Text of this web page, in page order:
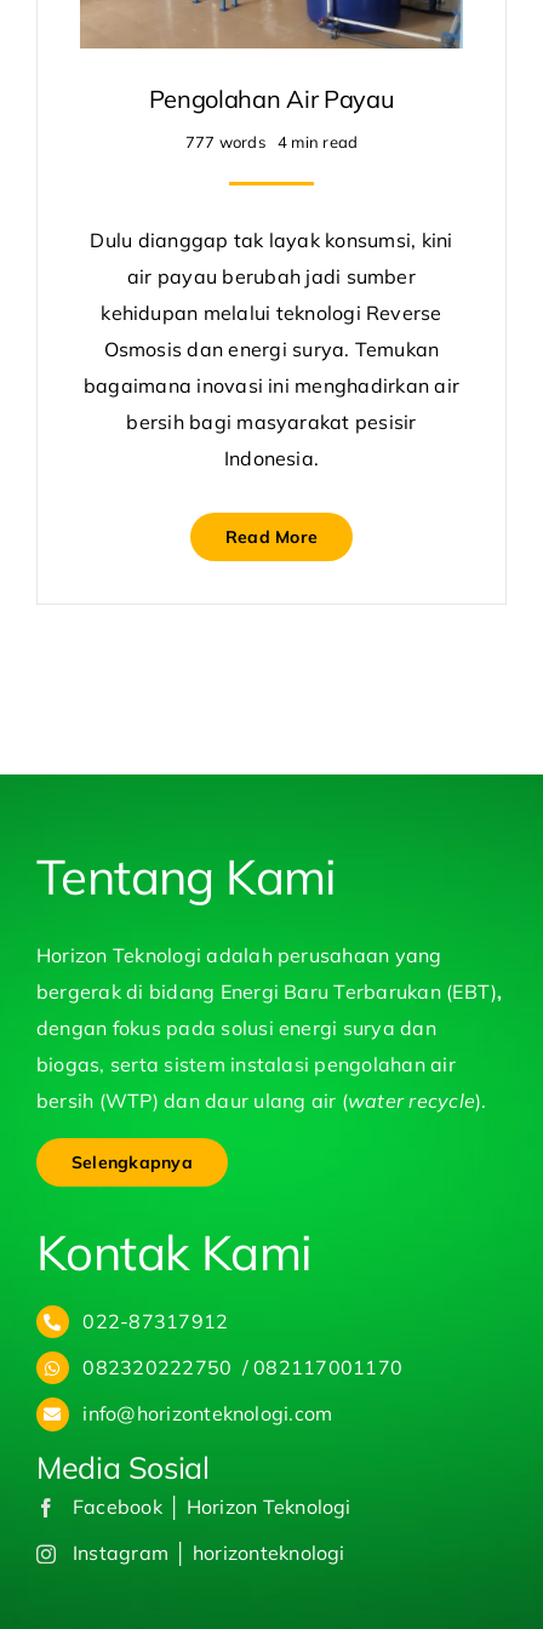
Pengolahan Air Payau
777 words 4 min read
Dulu dianggap tak layak konsumsi, kini
air payau berubah jadi sumber
kehidupan melalui teknologi Reverse
Osmosis dan energi surya. Temukan
bagaimana inovasi ini menghadirkan air
bersih bagi masyarakat pesisir
Indonesia.
Read More
Tentang Kami
Horizon Teknologi adalah perusahaan yang
bergerak di bidang Energi Baru Terbarukan (EBT),
dengan fokus pada solusi energi surya dan
biogas, serta sistem instalasi pengolahan air
bersih (WTP) dan daur ulang air (water recycle).
Selengkapnya
Kontak Kami
022-87317912
082320222750 / 082117001170
info@horizonteknologi.com
Media Sosial
Facebook │ Horizon Teknologi
Instagram │ horizonteknologi